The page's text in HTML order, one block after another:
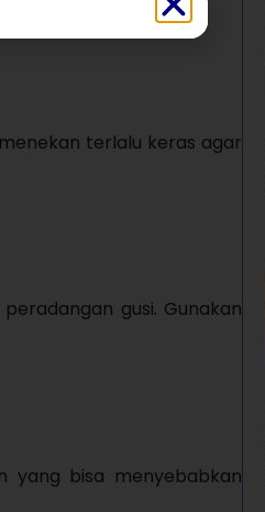
terlalu keras agar
gusi. Gunakan
yang bisa menyebabkan